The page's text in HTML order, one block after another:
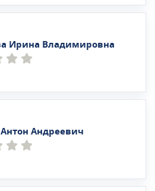
Ирина Владимировна
Андреевич